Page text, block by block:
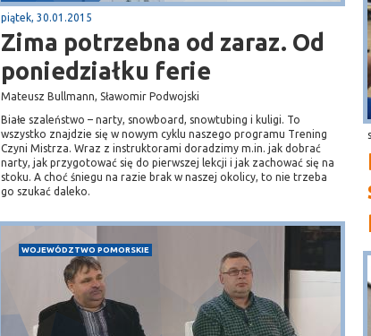
piątek, 30.01.2015
Zima potrzebna od zaraz. Od
poniedziałku ferie
Mateusz Bullmann, Sławomir Podwojski
Białe szaleństwo – narty, snowboard, snowtubing i kuligi. To
wszystko znajdzie się w nowym cyklu naszego programu Trening
Czyni Mistrza. Wraz z instruktorami doradzimy m.in. jak dobrać
narty, jak przygotować się do pierwszej lekcji i jak zachować się na
stoku. A choć śniegu na razie brak w naszej okolicy, to nie trzeba
go szukać daleko.
WOJEWÓDZTWO POMORSKIE